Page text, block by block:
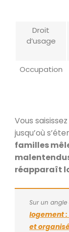
Droit
d’usage
Occupation
Vous
jusqu’où
familles
réapparaît
Sur un angle
logement :
et